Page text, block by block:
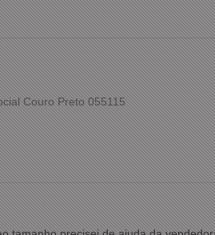
Couro Preto 055115